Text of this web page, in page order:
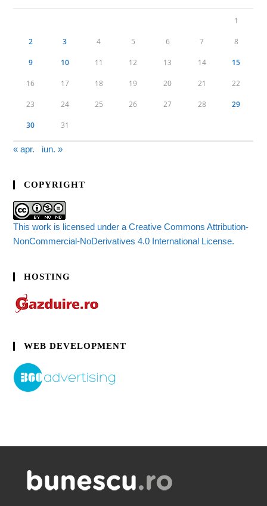
1
2 3 4 5 6 7 8
9 10 11 12 13 14 15
16 17 18 19 20 21 22
23 24 25 26 27 28 29
30 31
« apr. iun. »
COPYRIGHT
This work is licensed under a Creative Commons Attribution-
NonCommercial-NoDerivatives 4.0 International License.
HOSTING
WEB DEVELOPMENT